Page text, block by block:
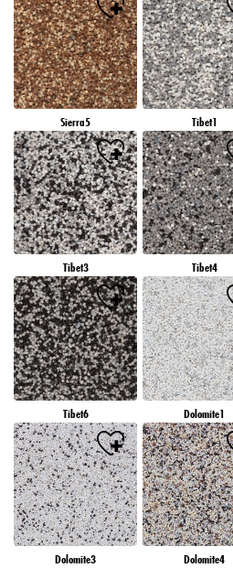
Sierra5 Tibet1
Tibet3 Tibet4
Tibet6 Dolomite1
Dolomite3 Dolomite4